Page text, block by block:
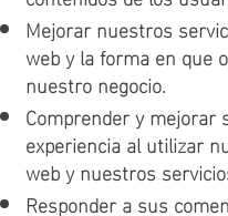
Mejorar nuestros
web y la forma en que
nuestro negocio.
Comprender y mejorar
experiencia al utilizar
web y nuestros
Responder a sus